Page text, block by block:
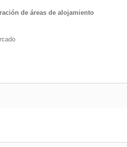
de áreas de alojamiento